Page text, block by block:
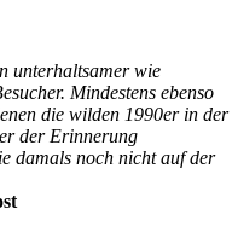
unterhaltsamer wie
Mindestens ebenso
die wilden 1990er in der
der Erinnerung
damals noch nicht auf der